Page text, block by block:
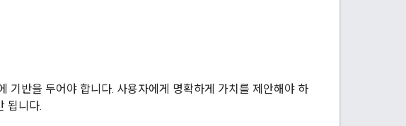
기반을 두어야 합니다. 사용자에게 명확하게 가치를 제안해야 하
됩니다.